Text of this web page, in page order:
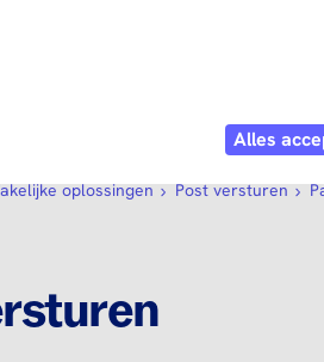
DienstenOpen
oplossingen Post versturen